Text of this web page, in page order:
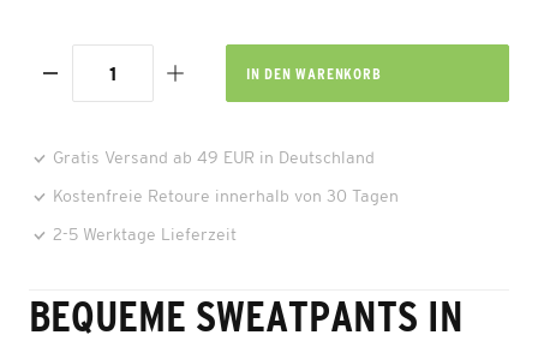
IN DEN WARENKORB
Gratis Versand ab 49 EUR in Deutschland
Kostenfreie Retoure innerhalb von 30 Tagen
2-5 Werktage Lieferzeit
BEQUEME SWEATPANTS IN